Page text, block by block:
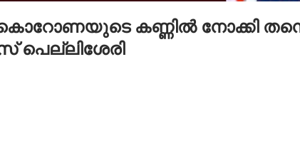
കണ്ണിൽ നോക്കി
പെല്ലിശേരി